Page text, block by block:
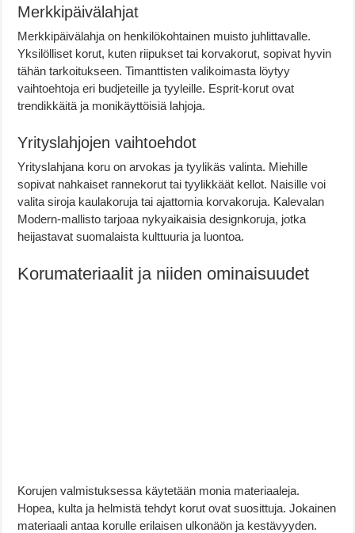
Merkkipäivälahjat
Merkkipäivälahja on henkilökohtainen muisto juhlittavalle.
Yksilölliset korut, kuten riipukset tai korvakorut, sopivat hyvin
tähän tarkoitukseen. Timanttisten valikoimasta löytyy
vaihtoehtoja eri budjeteille ja tyyleille. Esprit-korut ovat
trendikkäitä ja monikäyttöisiä lahjoja.
Yrityslahjojen vaihtoehdot
Yrityslahjana koru on arvokas ja tyylikäs valinta. Miehille
sopivat nahkaiset rannekorut tai tyylikkäät kellot. Naisille voi
valita siroja kaulakoruja tai ajattomia korvakoruja. Kalevalan
Modern-mallisto tarjoaa nykyaikaisia designkoruja, jotka
heijastavat suomalaista kulttuuria ja luontoa.
Korumateriaalit ja niiden ominaisuudet
Korujen valmistuksessa käytetään monia materiaaleja.
Hopea, kulta ja helmistä tehdyt korut ovat suosittuja. Jokainen
materiaali antaa korulle erilaisen ulkonäön ja kestävyyden.